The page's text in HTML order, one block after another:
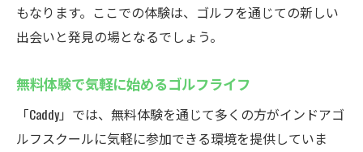
自分のペースで学べるインドアゴルフ
すべてのレベルが楽しめるゴルフ環境
もなります。ここでの体験は、ゴルフを通じての新しい
出会いと発見の場となるでしょう。
無料体験で気軽に始めるゴルフライフ
「Caddy」では、無料体験を通じて多くの方がインドアゴ
ルフスクールに気軽に参加できる環境を提供していま